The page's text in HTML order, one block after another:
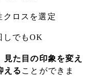
ロスを選定
でもOK
見た目の印象を変え
える ことができま